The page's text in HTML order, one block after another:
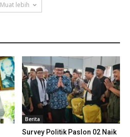
Muat lebih
Berita
Survey Politik Paslon 02 Naik